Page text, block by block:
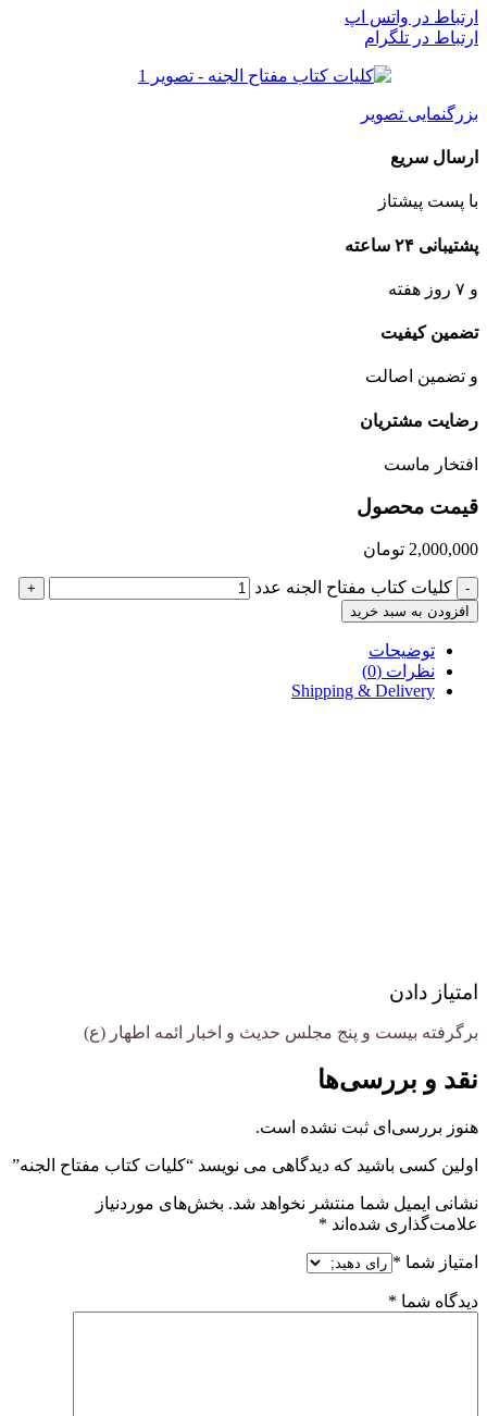
ارتباط در واتس اپ
ارتباط در تلگرام
بزرگنمایی تصویر
ارسال سریع
با پست پیشتاز
پشتیبانی ۲۴ ساعته
و ۷ روز هفته
تضمین کیفیت
و تضمین اصالت
رضایت مشتریان
افتخار ماست
قیمت محصول
2,000,000 تومان
- کلیات کتاب مفتاح الجنه عدد
+
افزودن به سبد خرید
توضیحات
نظرات (0)
Shipping & Delivery
امتیاز دادن
برگرفته بیست و پنج مجلس حدیث و اخبار ائمه اطهار (ع)
نقد و بررسی‌ها
هنوز بررسی‌ای ثبت نشده است.
اولین کسی باشید که دیدگاهی می نویسد “کلیات کتاب مفتاح الجنه”
نشانی ایمیل شما منتشر نخواهد شد. بخش‌های موردنیاز
علامت‌گذاری شده‌اند *
امتیاز شما *
دیدگاه شما *